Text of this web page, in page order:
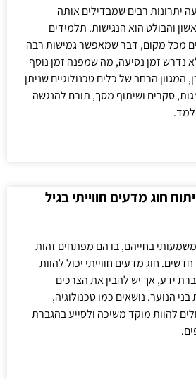
יתרונות רבים שמבדילים אותה
והבולט הוא הנגישות. תלמידים
מכל מקום, דבר שמאפשר גמישות רבה
נדרש זמן נסיעה, מה שמפנה זמן נוסף
המגוון הרחב של כלים טכנולוגיים שניתן
סקרים ושיתוף מסך, תורם להנגשה
חוג מדעים חווייתי בגיל
משמעותי בחייהם, בו הם מפתחים זהות
חוג מדעים חווייתי יכול להוות
ידע, אך יש להבין את הצרכים
הנוער. נושאים כמו טכנולוגיה,
להוות מוקד משיכה ולסייע בהגברת